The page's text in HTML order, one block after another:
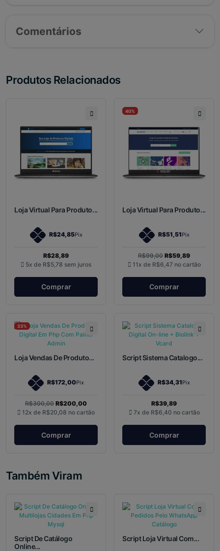
Comentários
Produtos Relacionados
Loja Virtual Para Produto...
R$24,85Pix
R$28,89
5x de R$5,78 sem juros
Comprar
40%
Loja Virtual Para Produto...
R$51,51Pix
R$99,00 R$59,89
11x de R$6,47 no cartão
Comprar
33%
Loja Vendas De Produto...
R$172,00Pix
R$300,00 R$200,00
12x de R$20,08 no cartão
Comprar
Script Sistema Catalogo...
R$34,31Pix
R$39,89
7x de R$6,40 no cartão
Comprar
Também Viram
Script De Catálogo
Online...
Script Loja Virtual Com...